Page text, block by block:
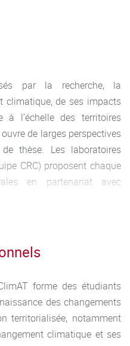
par la recherche, la
climatique, de ses impacts
l’échelle des territoires
de larges perspectives
thèse. Les laboratoires
CRC) proposent chaque
en partenariat avec
de la Maîtrise de l’Energie
Franche-Comté
forme des étudiants
des changements
territorialisée, notamment
climatique et ses